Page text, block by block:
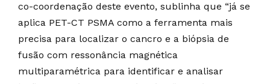
co-coordenação deste evento, sublinha que “já se
aplica PET-CT PSMA como a ferramenta mais
precisa para localizar o cancro e a biópsia de
fusão com ressonância magnética
multiparamétrica para identificar e analisar